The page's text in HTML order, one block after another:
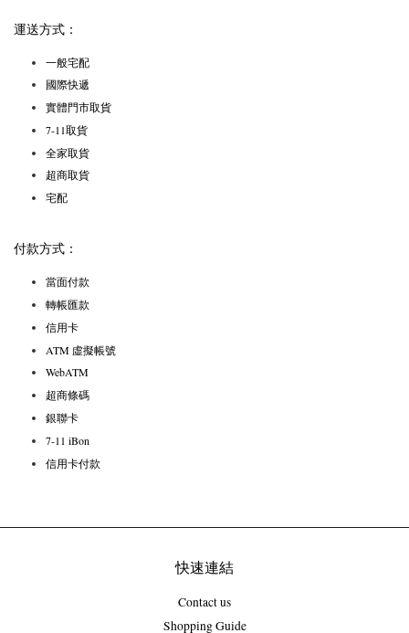
運送方式：
一般宅配
國際快遞
實體門市取貨
7-11取貨
全家取貨
超商取貨
宅配
付款方式：
當面付款
轉帳匯款
信用卡
ATM 虛擬帳號
WebATM
超商條碼
銀聯卡
7-11 iBon
信用卡付款
快速連結
Contact us
Shopping Guide